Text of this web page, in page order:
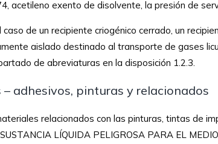
acetileno exento de disolvente, la presión de
caso de un recipiente criogénico cerrado, un
aislado destinado al transporte de gases
de abreviaturas en la disposición 1.2.3.
adhesivos, pinturas y relacionados
relacionados con las pinturas, tintas de
LÍQUIDA PELIGROSA PARA EL